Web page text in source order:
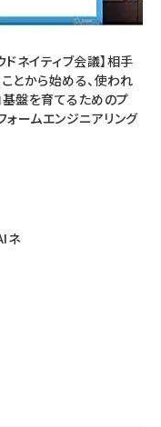
ドネイティブ会議】相手
とから始める、使われ
盤を育てるためのプ
ォームエンジニアリング
ネ